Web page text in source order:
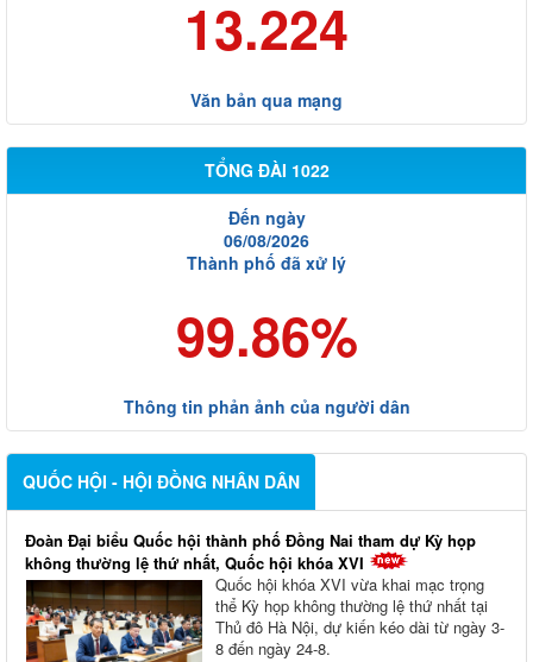
13.224
Văn bản qua mạng
TỔNG ĐÀI 1022
Đến ngày
06/08/2026
Thành phố đã xử lý
99.86%
Thông tin phản ảnh của người dân
QUỐC HỘI - HỘI ĐỒNG NHÂN DÂN
Đoàn Đại biểu Quốc hội thành phố Đồng Nai tham dự Kỳ họp
không thường lệ thứ nhất, Quốc hội khóa XVI
Quốc hội khóa XVI vừa khai mạc trọng
thể Kỳ họp không thường lệ thứ nhất tại
Thủ đô Hà Nội, dự kiến kéo dài từ ngày 3-
8 đến ngày 24-8.